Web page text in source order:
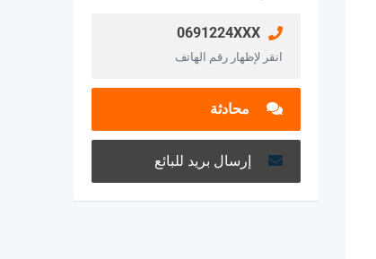
0691224XXX
انقر لإظهار رقم الهاتف
محادثة
إرسال بريد للبائع